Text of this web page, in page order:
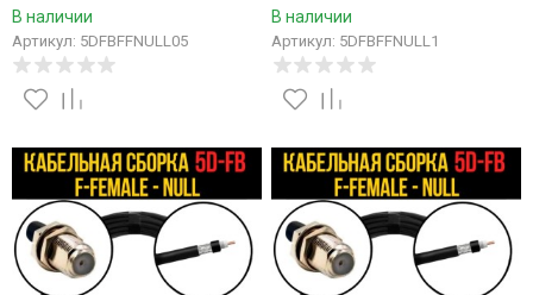
В наличии
Артикул: 5DFBFFNULL05
В наличии
Артикул: 5DFBFFNULL1